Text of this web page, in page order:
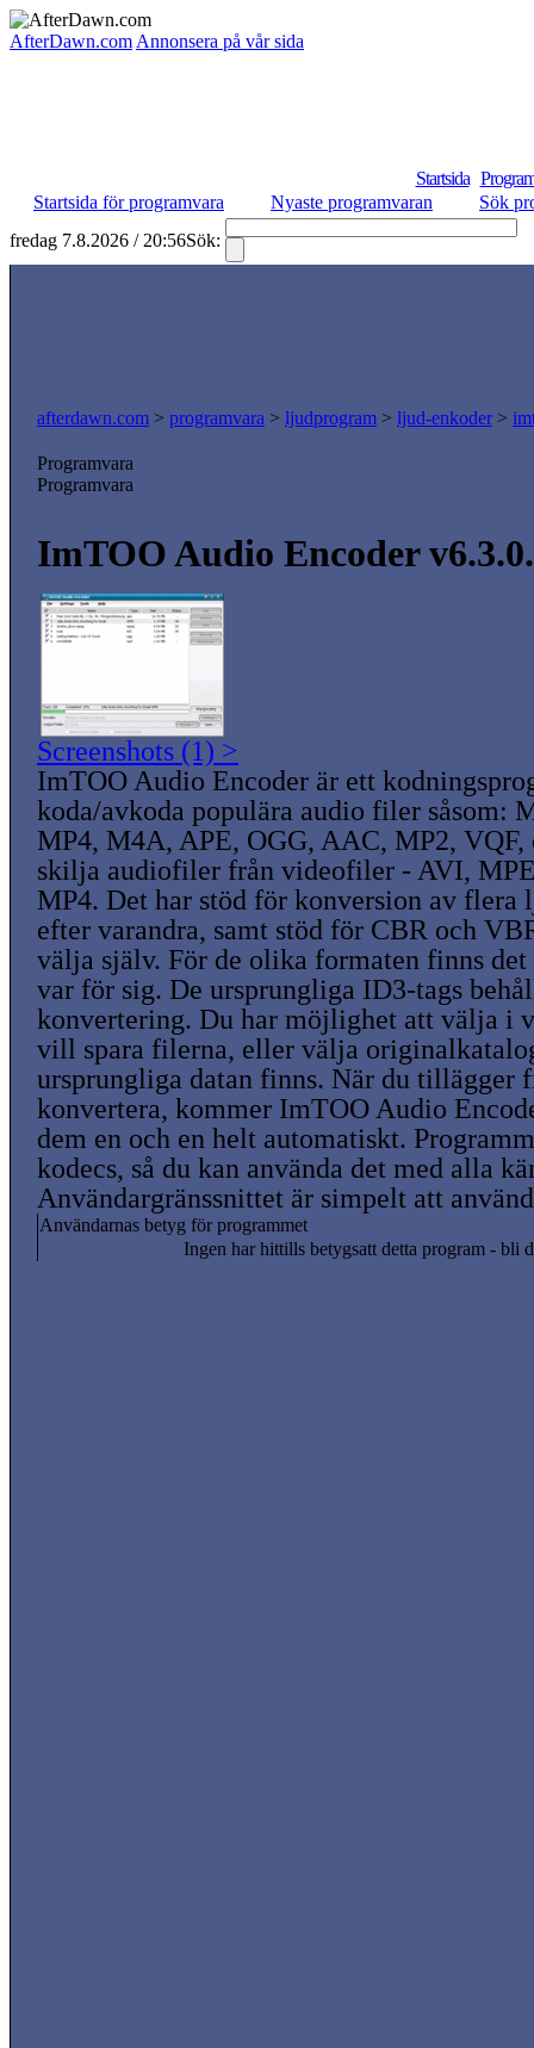
AfterDawn.com Annonsera på vår sida
Startsida
Startsida för programvara
Nyaste programvaran
Sök
fredag 7.8.2026 / 20:56Sök:
afterdawn.com > programvara > ljudprogram > ljud-enkoder >
Programvara
Programvara
ImTOO Audio Encoder
Screenshots (1) >
ImTOO Audio Encoder är ett
koda/avkoda populära audio filer såsom:
MP4, M4A, APE, OGG, AAC, MP2, VQF,
skilja audiofiler från videofiler - AVI,
MP4. Det har stöd för konversion av flera
efter varandra, samt stöd för CBR och
välja själv. För de olika formaten finns
var för sig. De ursprungliga ID3-tags
konvertering. Du har möjlighet att välja i
vill spara filerna, eller välja
ursprungliga datan finns. När du tillägger
konvertera, kommer ImTOO Audio
dem en och en helt automatiskt.
kodecs, så du kan använda det med alla
Användargränssnittet är simpelt att
Användarnas betyg för programmet
Ingen har hittills betygsatt detta program - bli